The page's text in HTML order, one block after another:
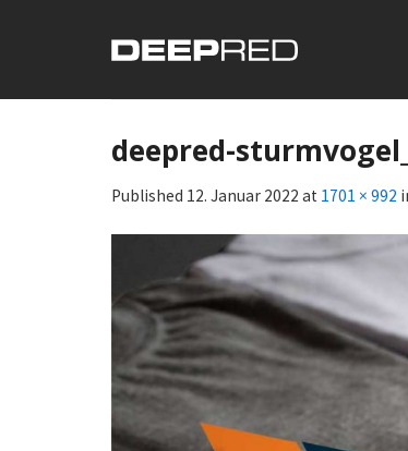
deepred-
Published 12. Januar 2022 at 1701 × 992